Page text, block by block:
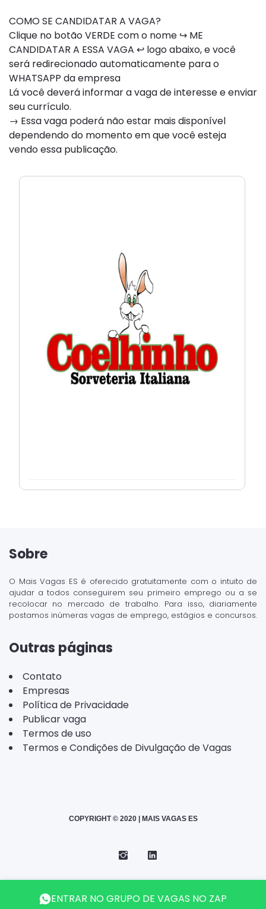
COMO SE CANDIDATAR A VAGA?
Clique no botão VERDE com o nome ↪ ME
CANDIDATAR A ESSA VAGA ↩ logo abaixo, e você
será redirecionado automaticamente para o
WHATSAPP da empresa
Lá você deverá informar a vaga de interesse e enviar
seu currículo.
→ Essa vaga poderá não estar mais disponível
dependendo do momento em que você esteja
vendo essa publicação.
Sobre
O Mais Vagas ES é oferecido gratuitamente com o intuito de
ajudar a todos conseguirem seu primeiro emprego ou a se
recolocar no mercado de trabalho. Para isso, diariamente
postamos inúmeras vagas de emprego, estágios e concursos.
Outras páginas
Contato
Empresas
Política de Privacidade
Publicar vaga
Termos de uso
Termos e Condições de Divulgação de Vagas
COPYRIGHT © 2020 | MAIS VAGAS ES
Instagram
Telegram
LinkedIn
ENTRAR NO GRUPO DE VAGAS NO ZAP